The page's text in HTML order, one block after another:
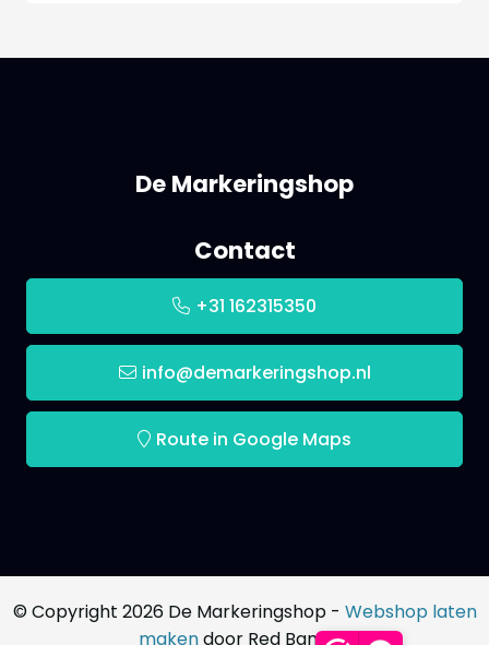
De Markeringshop
Contact
+31 162315350
info@demarkeringshop.nl
Route in Google Maps
© Copyright 2026 De Markeringshop - Webshop laten
makendoor Red Banana